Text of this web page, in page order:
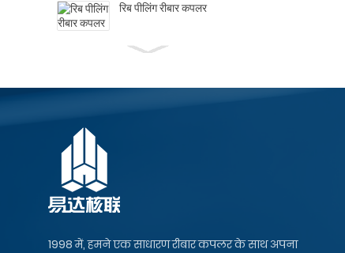
रिब पीलिंग रीबार कपलर
फीडर...
1998 में, हमने एक साधारण रीबार कपलर के साथ अपना